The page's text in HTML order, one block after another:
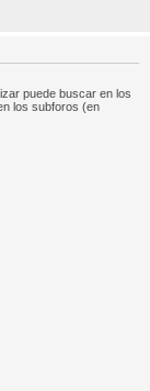
puede buscar en los
los subforos (en